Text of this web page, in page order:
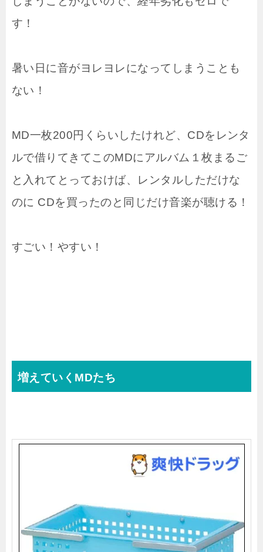
す！
暑い日に音がヨレヨレになってしまうことも
ない！
MD一枚200円くらいしたけれど、CDをレンタ
ルで借りてきてこのMDにアルバム１枚まるご
と入れてとっておけば、レンタルしただけな
のに CDを買ったのと同じだけ音楽が聴ける！
すごい！やすい！
増えていくMDたち